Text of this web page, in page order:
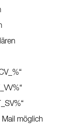
möglich